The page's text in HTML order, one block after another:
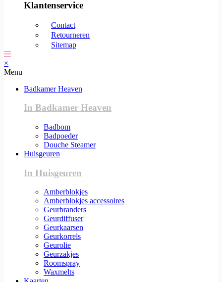
Klantenservice
Contact
Retourneren
Sitemap
×
Menu
Badkamer Heaven
In Badkamer Heaven
Badbom
Badpoeder
Douche Steamer
Huisgeuren
In Huisgeuren
Amberblokjes
Amberblokjes accessoires
Geurbranders
Geurdiffuser
Geurkaarsen
Geurkorrels
Geurolie
Geurzakjes
Roomspray
Waxmelts